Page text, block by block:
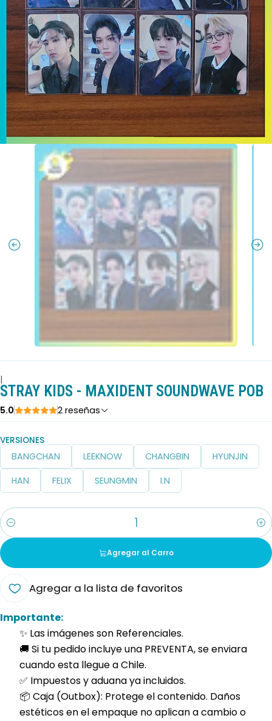
|
STRAY KIDS - MAXIDENT SOUNDWAVE POB
5.0 2 reseñas
VERSIONES
BANGCHAN LEEKNOW CHANGBIN
HYUNJIN
HAN
FELIX SEUNGMIN I.N
Cantidad
Agregar al Carro
Agregar a la lista de favoritos
Importante:
✨ Las imágenes son Referenciales.
🚚 Si tu pedido incluye una PREVENTA, se enviara
cuando esta llegue a Chile.
✅ Impuestos y aduana ya incluidos.
📦 Caja (Outbox): Protege el contenido. Daños
estéticos en el empaque no aplican a cambio o